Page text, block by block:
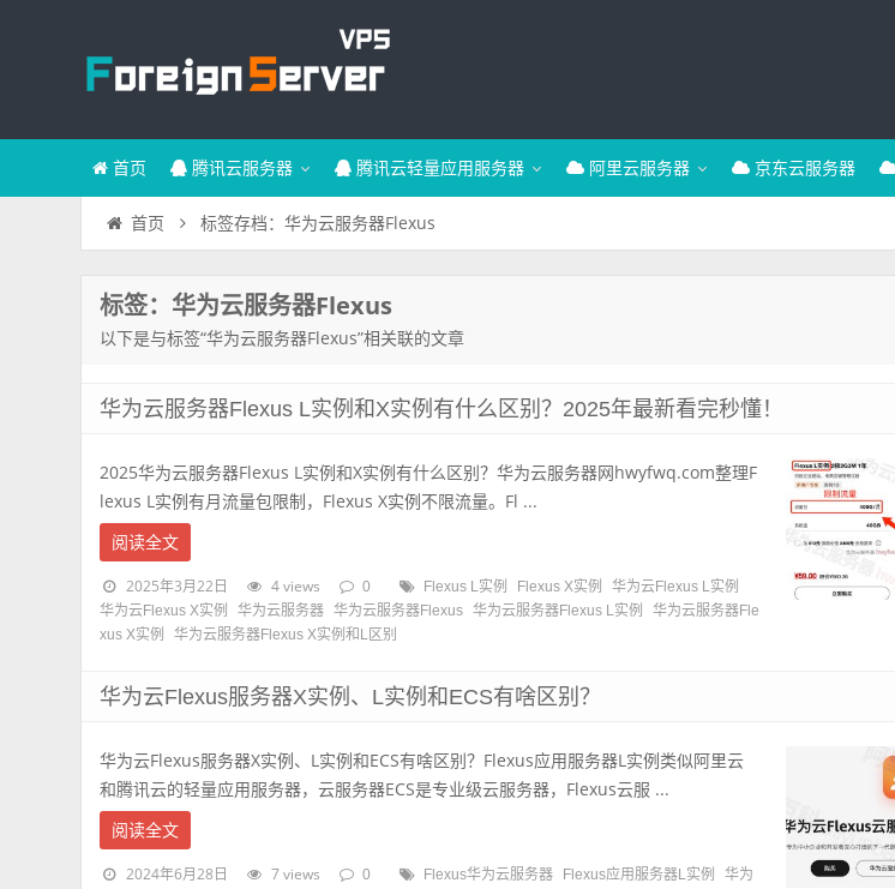
首页 腾讯云服务器 腾讯云轻量应用服务器 阿里云服务器 京东云服务器
首页 标签存档：华为云服务器Flexus
标签：华为云服务器Flexus
以下是与标签“华为云服务器Flexus”相关联的文章
华为云服务器Flexus L实例和X实例有什么区别？2025年最新看完秒懂！
2025华为云服务器Flexus L实例和X实例有什么区别？华为云服务器网hwyfwq.com整理F
lexus L实例有月流量包限制，Flexus X实例不限流量。Fl ...
阅读全文
2025年3月22日 4 views 0 Flexus L实例 Flexus X实例
华为云Flexus L实例
华为云Flexus X实例
华为云服务器 华为云服务器Flexus 华为云服务器Flexus L实例
华为云服务器Fle
xus X实例
华为云服务器Flexus X实例和L区别
华为云Flexus服务器X实例、L实例和ECS有啥区别？
华为云Flexus服务器X实例、L实例和ECS有啥区别？Flexus应用服务器L实例类似阿里云
和腾讯云的轻量应用服务器，云服务器ECS是专业级云服务器，Flexus云服 ...
阅读全文
2024年6月28日 7 views 0 Flexus华为云服务器 Flexus应用服务器L实例
华为